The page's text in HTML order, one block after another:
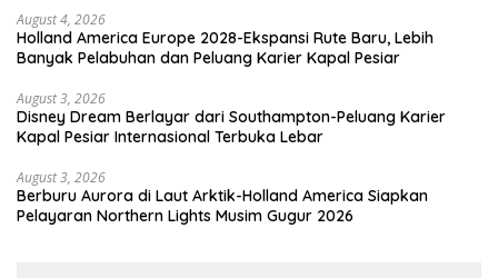
August 4, 2026
Holland America Europe 2028-Ekspansi Rute Baru, Lebih
Banyak Pelabuhan dan Peluang Karier Kapal Pesiar
August 3, 2026
Disney Dream Berlayar dari Southampton-Peluang Karier
Kapal Pesiar Internasional Terbuka Lebar
August 3, 2026
Berburu Aurora di Laut Arktik-Holland America Siapkan
Pelayaran Northern Lights Musim Gugur 2026